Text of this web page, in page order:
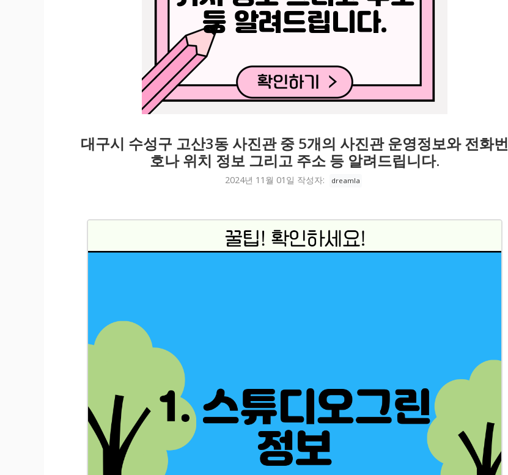
대구시 수성구 고산3동 사진관 중 5개의 사진관 운영정보와 전화번
호나 위치 정보 그리고 주소 등 알려드립니다.
2024년 11월 01일 작성자: dreamla